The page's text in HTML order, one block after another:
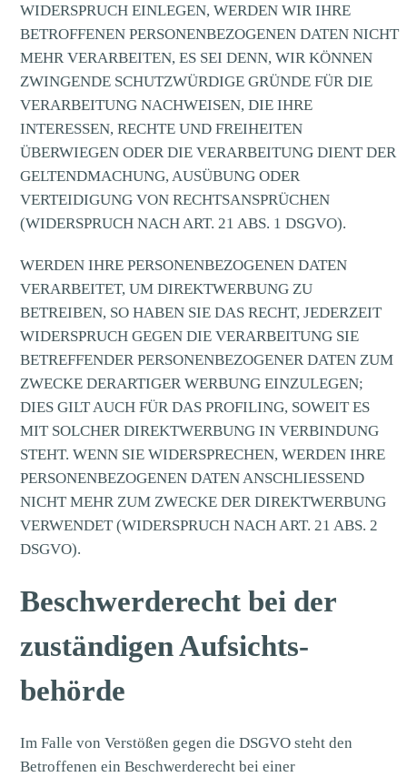
WIDERSPRUCH EINLEGEN, WERDEN WIR IHRE
BETROFFENEN PERSONENBEZOGENEN DATEN NICHT
MEHR VERARBEITEN, ES SEI DENN, WIR KÖNNEN
ZWINGENDE SCHUTZWÜRDIGE GRÜNDE FÜR DIE
VERARBEITUNG NACHWEISEN, DIE IHRE
INTERESSEN, RECHTE UND FREIHEITEN
ÜBERWIEGEN ODER DIE VERARBEITUNG DIENT DER
GELTENDMACHUNG, AUSÜBUNG ODER
VERTEIDIGUNG VON RECHTSANSPRÜCHEN
(WIDERSPRUCH NACH ART. 21 ABS. 1 DSGVO).
WERDEN IHRE PERSONENBEZOGENEN DATEN
VERARBEITET, UM DIREKTWERBUNG ZU
BETREIBEN, SO HABEN SIE DAS RECHT, JEDERZEIT
WIDERSPRUCH GEGEN DIE VERARBEITUNG SIE
BETREFFENDER PERSONENBEZOGENER DATEN ZUM
ZWECKE DERARTIGER WERBUNG EINZULEGEN;
DIES GILT AUCH FÜR DAS PROFILING, SOWEIT ES
MIT SOLCHER DIREKTWERBUNG IN VERBINDUNG
STEHT. WENN SIE WIDERSPRECHEN, WERDEN IHRE
PERSONENBEZOGENEN DATEN ANSCHLIESSEND
NICHT MEHR ZUM ZWECKE DER DIREKTWERBUNG
VERWENDET (WIDERSPRUCH NACH ART. 21 ABS. 2
DSGVO).
Beschwerde­recht bei der
zuständigen Aufsichts­
behörde
Im Falle von Verstößen gegen die DSGVO steht den
Betroffenen ein Beschwerderecht bei einer